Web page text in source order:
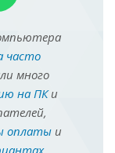
часто
много
на ПКи
оплатыи